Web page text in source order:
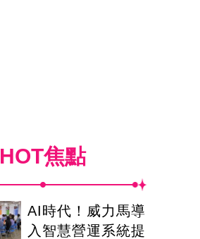
HOT焦點
AI時代！威力馬導
入智慧營運系統提